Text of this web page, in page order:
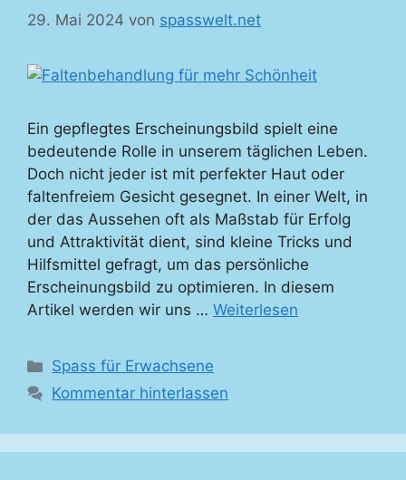
29. Mai 2024 von spasswelt.net
Ein gepflegtes Erscheinungsbild spielt eine
bedeutende Rolle in unserem täglichen Leben.
Doch nicht jeder ist mit perfekter Haut oder
faltenfreiem Gesicht gesegnet. In einer Welt, in
der das Aussehen oft als Maßstab für Erfolg
und Attraktivität dient, sind kleine Tricks und
Hilfsmittel gefragt, um das persönliche
Erscheinungsbild zu optimieren. In diesem
Artikel werden wir uns … Weiterlesen
Kategorien
Spass für Erwachsene
Kommentar hinterlassen